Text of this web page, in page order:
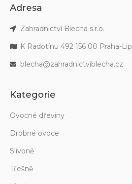
Adresa
Zahradnictví Blecha s.r.o.
K Radotínu 492 156 00 Praha-
blecha@zahradnictviblecha.cz
Kategorie
Ovocné dřeviny
Drobné ovoce
Slivoně
Třešně